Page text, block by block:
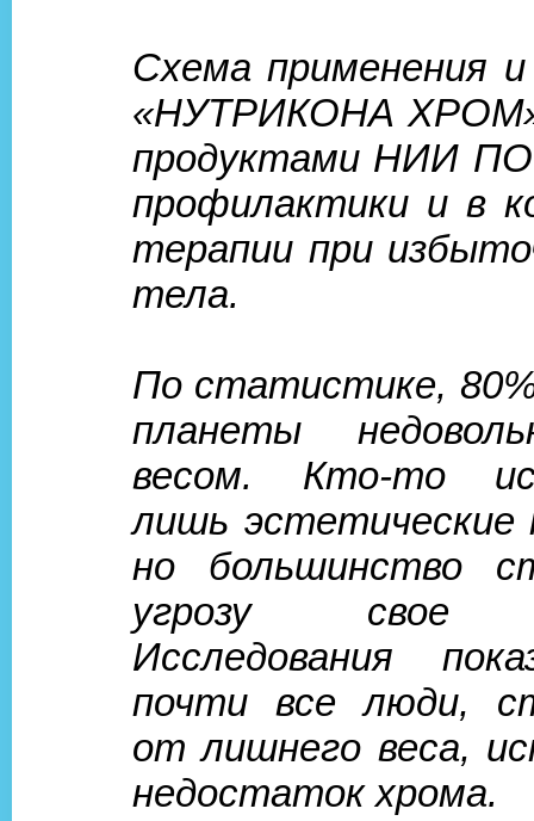
Схема применения
«НУТРИКОНА ХРОМ»
продуктами НИИ
профилактики и в
терапии при
тела.
По статистике,
планеты
весом. Кто-то
лишь эстетические
но большинство
угрозу свое
Исследования
почти все люди,
от лишнего веса,
недостаток хрома.